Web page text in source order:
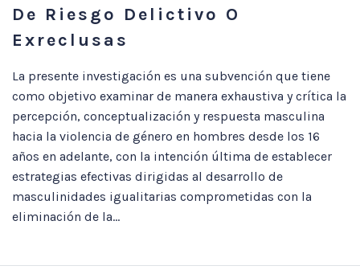
De Riesgo Delictivo O
Exreclusas
La presente investigación es una subvención que tiene
como objetivo examinar de manera exhaustiva y crítica la
percepción, conceptualización y respuesta masculina
hacia la violencia de género en hombres desde los 16
años en adelante, con la intención última de establecer
estrategias efectivas dirigidas al desarrollo de
masculinidades igualitarias comprometidas con la
eliminación de la...